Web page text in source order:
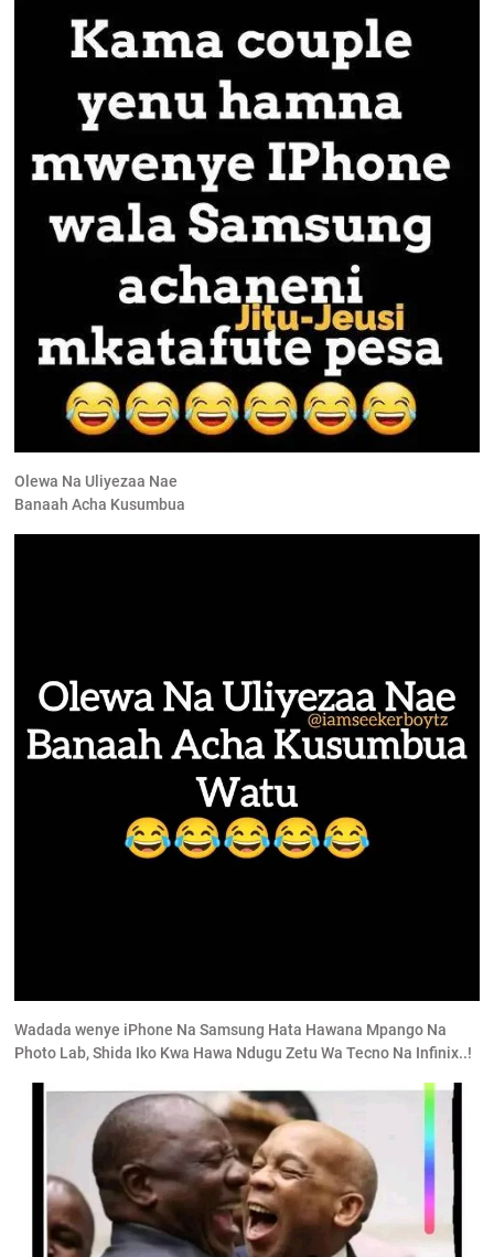
Olewa Na Uliyezaa Nae
Banaah Acha Kusumbua
Wadada wenye iPhone Na Samsung Hata Hawana Mpango Na
Photo Lab, Shida Iko Kwa Hawa Ndugu Zetu Wa Tecno Na Infinix..!